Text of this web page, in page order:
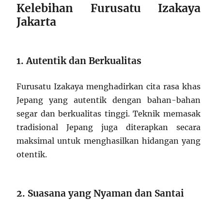
Kelebihan Furusatu Izakaya
Jakarta
1. Autentik dan Berkualitas
Furusatu Izakaya menghadirkan cita rasa khas
Jepang yang autentik dengan bahan-bahan
segar dan berkualitas tinggi. Teknik memasak
tradisional Jepang juga diterapkan secara
maksimal untuk menghasilkan hidangan yang
otentik.
2. Suasana yang Nyaman dan Santai